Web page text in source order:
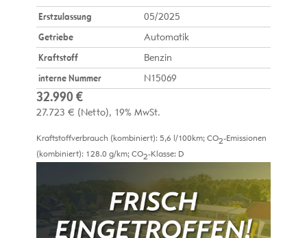
Erstzulassung
05/2025
Getriebe
Automatik
Kraftstoff
Benzin
interne Nummer
N15069
32.990 €
27.723 € (Netto) 19% MwSt.
Kraftstoffverbrauch (kombiniert): 5,6 l/100km; CO2-Emissionen
(kombiniert): 128.0 g/km; CO2-Klasse: D